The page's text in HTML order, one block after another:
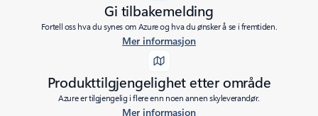
Gi tilbakemelding
Fortell oss hva du synes om Azure og hva du ønsker å se i fremtiden.
Mer informasjon
Produkttilgjengelighet etter område
Azure er tilgjengelig i flere enn noen annen skyleverandør.
Mer informasjon